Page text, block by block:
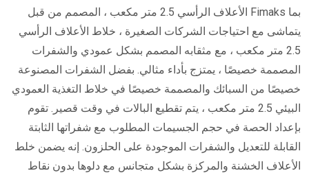
الأعلاف الرأسي 2.5 متر مكعب ، المصمم من قبل Fimaks بما
يتماشى مع احتياجات الشركات الصغيرة ، خلاط الأعلاف الرأسي
2.5 متر مكعب ، مع مثقابه المصمم بشكل عمودي والشفرات
المصممة خصيصًا ، يمتزج بأداء مثالي. بفضل الشفرات المصنوعة
خصيصًا من السبائك والمصممة خصيصًا في خلاط التغذية العمودي
البيئي 2.5 متر مكعب ، يتم تقطيع البالات في وقت قصير. تقوم
بإعداد الحصة في حجم الجسيمات المطلوب مع شفراتها الثابتة
القابلة للتعديل والشفرات الموجودة على الحلزون. إنه يضمن خلط
الأعلاف الخشنة والمركزة بشكل متجانس مع دلوها بدون نقاط